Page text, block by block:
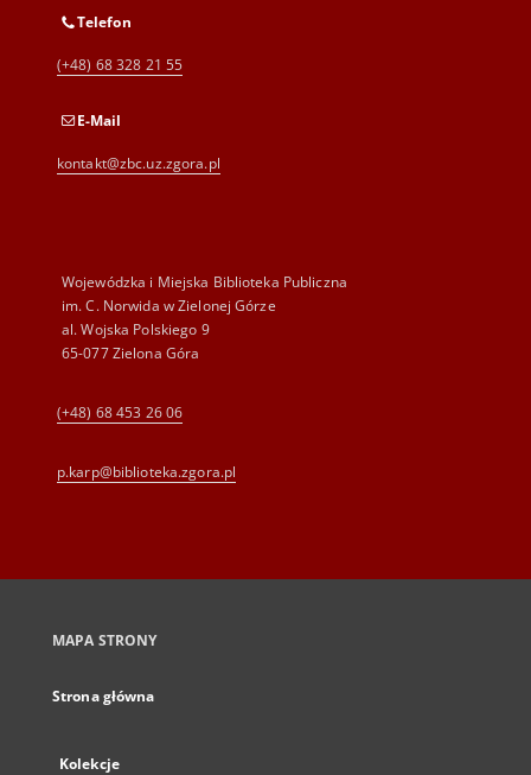
Telefon
(+48) 68 328 21 55
E-Mail
kontakt@zbc.uz.zgora.pl
Wojewódzka i Miejska Biblioteka Publiczna
im. C. Norwida w Zielonej Górze
al. Wojska Polskiego 9
65-077 Zielona Góra
(+48) 68 453 26 06
p.karp@biblioteka.zgora.pl
MAPA STRONY
Strona główna
Kolekcje